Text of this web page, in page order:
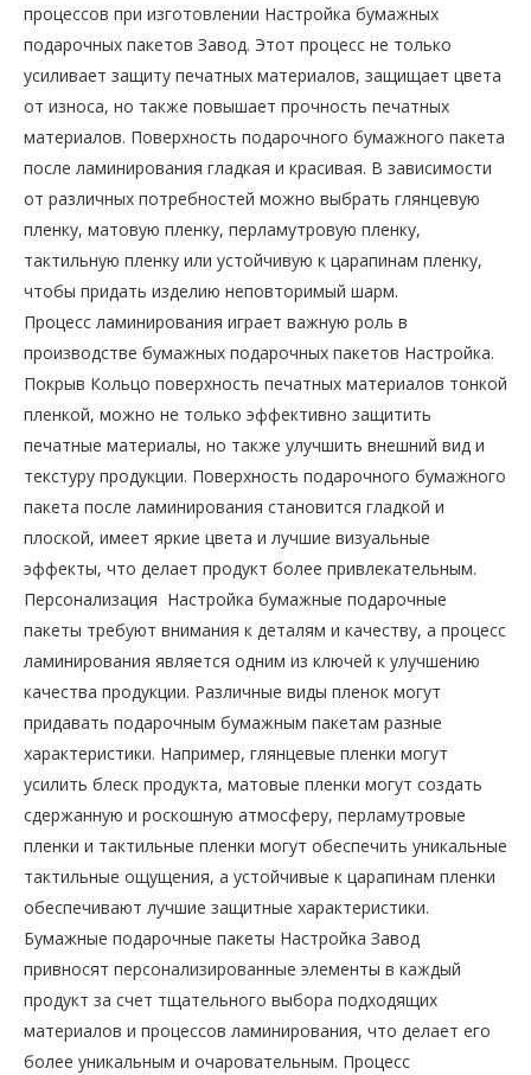
процессов при изготовлении Настройка бумажных
подарочных пакетов Завод. Этот процесс не только
усиливает защиту печатных материалов, защищает цвета
от износа, но также повышает прочность печатных
материалов. Поверхность подарочного бумажного пакета
после ламинирования гладкая и красивая. В зависимости
от различных потребностей можно выбрать глянцевую
пленку, матовую пленку, перламутровую пленку,
тактильную пленку или устойчивую к царапинам пленку,
чтобы придать изделию неповторимый шарм.
Процесс ламинирования играет важную роль в
производстве бумажных подарочных пакетов Настройка.
Покрыв Кольцо поверхность печатных материалов тонкой
пленкой, можно не только эффективно защитить
печатные материалы, но также улучшить внешний вид и
текстуру продукции. Поверхность подарочного бумажного
пакета после ламинирования становится гладкой и
плоской, имеет яркие цвета и лучшие визуальные
эффекты, что делает продукт более привлекательным.
Персонализация Настройка бумажные подарочные
пакеты требуют внимания к деталям и качеству, а процесс
ламинирования является одним из ключей к улучшению
качества продукции. Различные виды пленок могут
придавать подарочным бумажным пакетам разные
характеристики. Например, глянцевые пленки могут
усилить блеск продукта, матовые пленки могут создать
сдержанную и роскошную атмосферу, перламутровые
пленки и тактильные пленки могут обеспечить уникальные
тактильные ощущения, а устойчивые к царапинам пленки
обеспечивают лучшие защитные характеристики.
Бумажные подарочные пакеты Настройка Завод
привносят персонализированные элементы в каждый
продукт за счет тщательного выбора подходящих
материалов и процессов ламинирования, что делает его
более уникальным и очаровательным. Процесс